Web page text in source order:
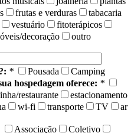
frutas e verduras
tabacaria
vestuário
fitoterápicos
decoração
outro
* Pousada
Camping
hospedagem oferece: *
restaurante
estacionamento
wi-fi transporte TV
ar
Associação
Coletivo